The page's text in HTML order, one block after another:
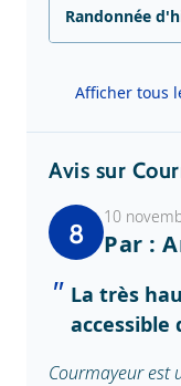
Randonnée
Afficher tous
Avis sur
8
10
Par :
La très
accessible
Courmayeur est